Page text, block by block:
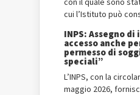
cui l’Istituto può
INPS: Assegno
accesso anche
permesso di
speciali”
L’INPS, con la
maggio 2026,